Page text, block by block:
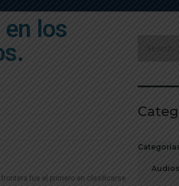
en los
fue el primero en clasificarse